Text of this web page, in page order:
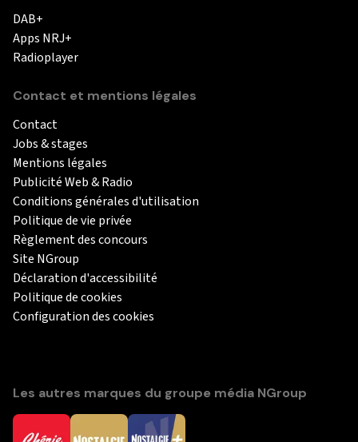
DAB+
Apps NRJ+
Radioplayer
Contact et mentions légales
Contact
Jobs & stages
Mentions légales
Publicité Web & Radio
Conditions générales d'utilisation
Politique de vie privée
Règlement des concours
Site NGroup
Déclaration d'accessibilité
Politique de cookies
Configuration des cookies
Les autres marques du groupe média NGroup